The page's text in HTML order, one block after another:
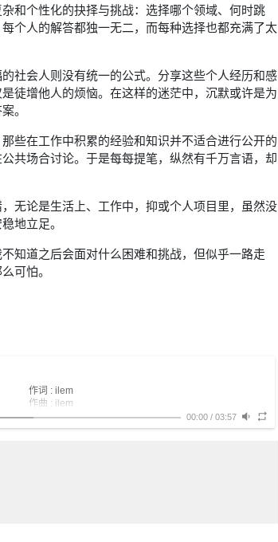
生活回答你我的模样
海洋会回答江湖
做一朵奔涌的浪花
还有说不完的话
那个平凡的背影
迎着明天的风沙
有太多孤单无人回响
你是否和我一样
见吧 和我一样匆忙的人啊
你们的歌声
在深夜的梦里轻轻回响
成长会回答梦想
梦想会回答生活
梦想会回答生活
生活回答你我的模样
海洋会回答江湖
和个性化的抉择与挑战：选择哪个领域、何时跳
个人的解答都独一无二，而每种选择也都充满了太
社会人则没有统一的公式。分享这些个人经历和感
徒增他人的烦恼。在这样的迷茫中，沉默或许是为
。
些在工作中积累的经验和知识并不适合进行公开的
共场合讨论。于是每每提笔，纵然有千万言语，却
无论是生活上、工作中，抑或个人项目里，虽然没
地立足。
知道之后会面对什么困难和挑战，但似乎一路走
可怕。
作词 : ilem
作曲 : ilem
城市 平淡故事 平静不成诗
太短 悲伤太浅 不够酿成酒
00:00 / 03:57